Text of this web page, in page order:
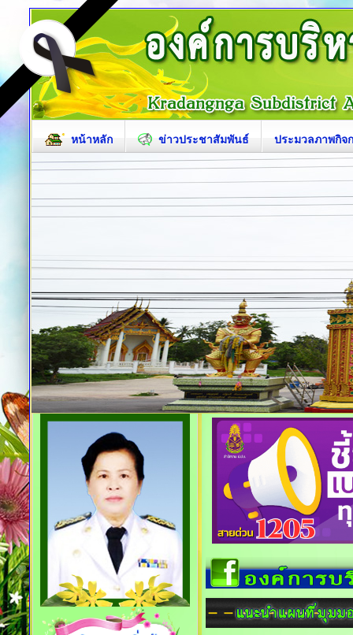
หน้าหลัก ข่าวประชาสัมพันธ์ ประมวลภาพกิจ